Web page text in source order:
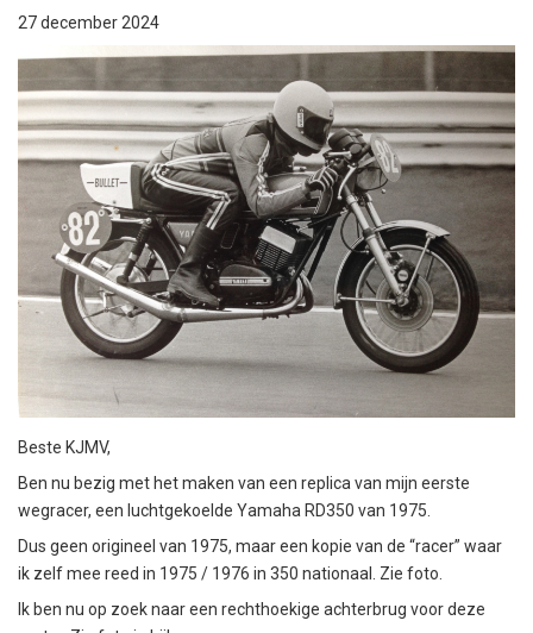
27 december 2024
Beste KJMV,
Ben nu bezig met het maken van een replica van mijn eerste
wegracer, een luchtgekoelde Yamaha RD350 van 1975.
Dus geen origineel van 1975, maar een kopie van de “racer” waar
ik zelf mee reed in 1975 / 1976 in 350 nationaal. Zie foto.
Ik ben nu op zoek naar een rechthoekige achterbrug voor deze